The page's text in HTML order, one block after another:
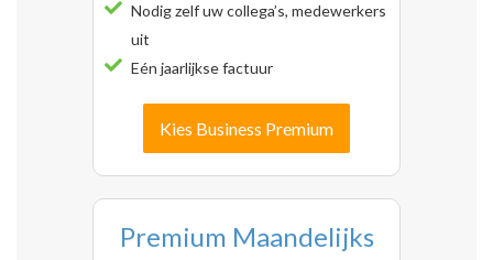
Nodig zelf uw collega’s, medewerkers
uit
Eén jaarlijkse factuur
Kies Business Premium
Premium Maandelijks